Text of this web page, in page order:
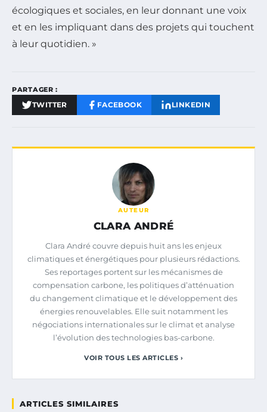
écologiques et sociales, en leur donnant une voix
et en les impliquant dans des projets qui touchent
à leur quotidien. »
PARTAGER :
TWITTER FACEBOOK LINKEDIN
AUTEUR
CLARA ANDRÉ
Clara André couvre depuis huit ans les enjeux
climatiques et énergétiques pour plusieurs rédactions.
Ses reportages portent sur les mécanismes de
compensation carbone, les politiques d’atténuation
du changement climatique et le développement des
énergies renouvelables. Elle suit notamment les
négociations internationales sur le climat et analyse
l’évolution des technologies bas-carbone.
VOIR TOUS LES ARTICLES ›
ARTICLES SIMILAIRES